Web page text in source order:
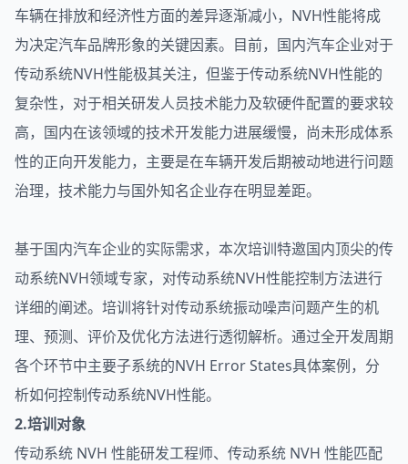
车辆在排放和经济性方面的差异逐渐减小，NVH性能将成
为决定汽车品牌形象的关键因素。目前，国内汽车企业对于
传动系统NVH性能极其关注，但鉴于传动系统NVH性能的
复杂性，对于相关研发人员技术能力及软硬件配置的要求较
高，国内在该领域的技术开发能力进展缓慢，尚未形成体系
性的正向开发能力，主要是在车辆开发后期被动地进行问题
治理，技术能力与国外知名企业存在明显差距。
基于国内汽车企业的实际需求，本次培训特邀国内顶尖的传
动系统NVH领域专家，对传动系统NVH性能控制方法进行
详细的阐述。培训将针对传动系统振动噪声问题产生的机
理、预测、评价及优化方法进行透彻解析。通过全开发周期
各个环节中主要子系统的NVH Error States具体案例，分
析如何控制传动系统NVH性能。
2.培训对象
传动系统 NVH 性能研发工程师、传动系统 NVH 性能匹配